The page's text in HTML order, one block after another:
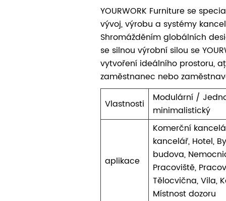
YOURWORK Furniture se
vývoj, výrobu a systémy
Shromážděním globálních
se silnou výrobní silou se
vytvoření ideálního prostoru,
zaměstnanec nebo
Vlastnosti
Modulární /
minimalistický
aplikace
Komerční
kancelář, Hotel,
budova,
Pracoviště,
Tělocvična, Vila,
Místnost dozoru